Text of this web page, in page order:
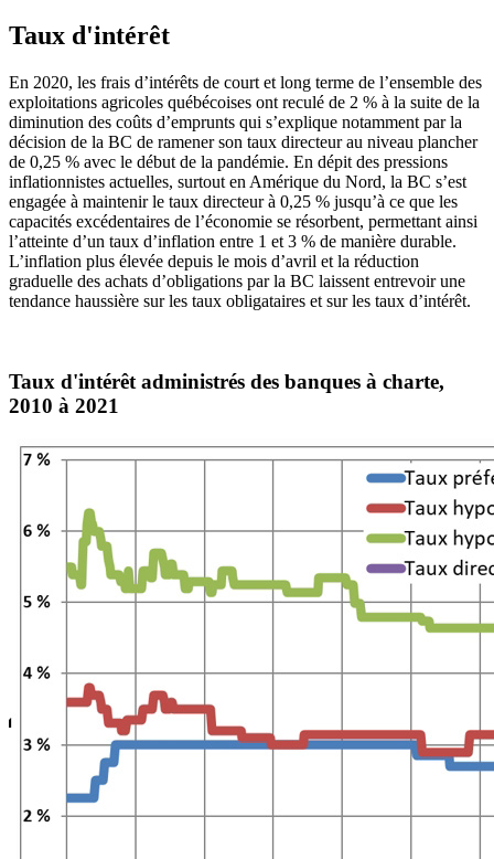
Taux d'intérêt
En 2020, les frais d’intérêts de court et long terme de l’ensemble des
exploitations agricoles québécoises ont reculé de 2 % à la suite de la
diminution des coûts d’emprunts qui s’explique notamment par la
décision de la BC de ramener son taux directeur au niveau plancher
de 0,25 % avec le début de la pandémie. En dépit des pressions
inflationnistes actuelles, surtout en Amérique du Nord, la BC s’est
engagée à maintenir le taux directeur à 0,25 % jusqu’à ce que les
capacités excédentaires de l’économie se résorbent, permettant ainsi
l’atteinte d’un taux d’inflation entre 1 et 3 % de manière durable.
L’inflation plus élevée depuis le mois d’avril et la réduction
graduelle des achats d’obligations par la BC laissent entrevoir une
tendance haussière sur les taux obligataires et sur les taux d’intérêt.
Taux d'intérêt administrés des banques à charte,
2010 à 2021